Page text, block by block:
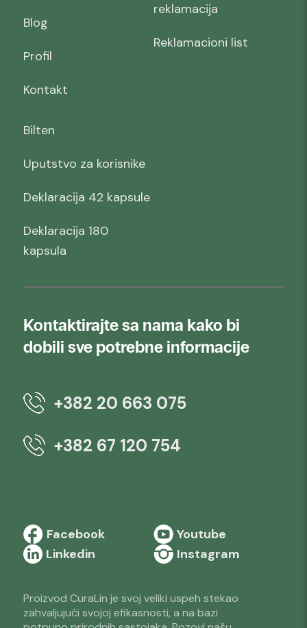
Blog
Profil
Kontakt
reklamacija
Reklamacioni list
Bilten
Uputstvo za korisnike
Deklaracija 42 kapsule
Deklaracija 180
kapsula
Kontaktirajte sa nama kako bi
dobili sve potrebne informacije
+382 20 663 075
+382 67 120 754
Proizvod CuraLin je svoj veliki uspeh stekao
zahvaljujući svojoj efikasnosti, a na bazi
Facebook
Youtube
Linkedin
Instagram